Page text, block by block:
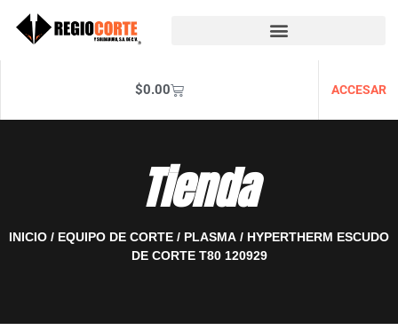
$0.00 ACCESAR
Tienda
INICIO / EQUIPO DE CORTE / PLASMA / HYPERTHERM ESCUDO
DE CORTE T80 120929